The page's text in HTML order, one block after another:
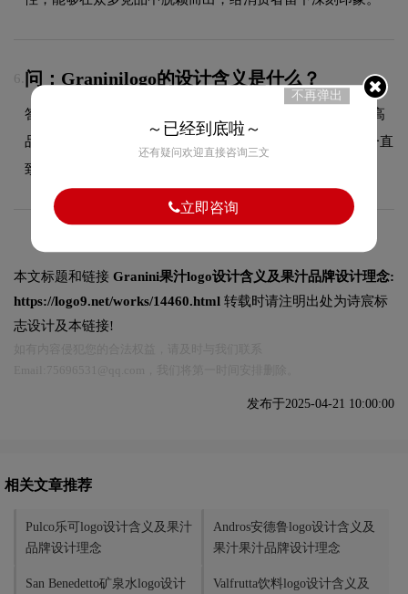
6. 问：Graninilogo的设计含义是什么？
答：Granini 是一个历史悠久且备受推崇的果汁品牌，以其高
品质的100%纯果汁而闻名。自1965年创立以来，Granini 一直
致力于为消费者提供最优质的水果饮品。
本文标题和链接 Granini果汁logo设计含义及果汁品牌设计理念:
https://logo9.net/works/14460.html 转载时请注明出处为诗宸标
志设计及本链接!
发布于2025-04-21 10:00:00
相关文章推荐
Pulco乐可logo设计含义及果汁
品牌设计理念
Andros安德鲁logo设计含义及
果汁果汁品牌设计理念
San Benedetto矿泉水logo设计
Valfrutta饮料logo设计含义及
不再弹出
～已经到底啦～
还有疑问欢迎直接咨询三文
立即咨询